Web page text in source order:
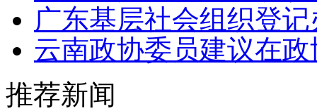
广东基层社会组织登
云南政协委员建议在
推荐新闻